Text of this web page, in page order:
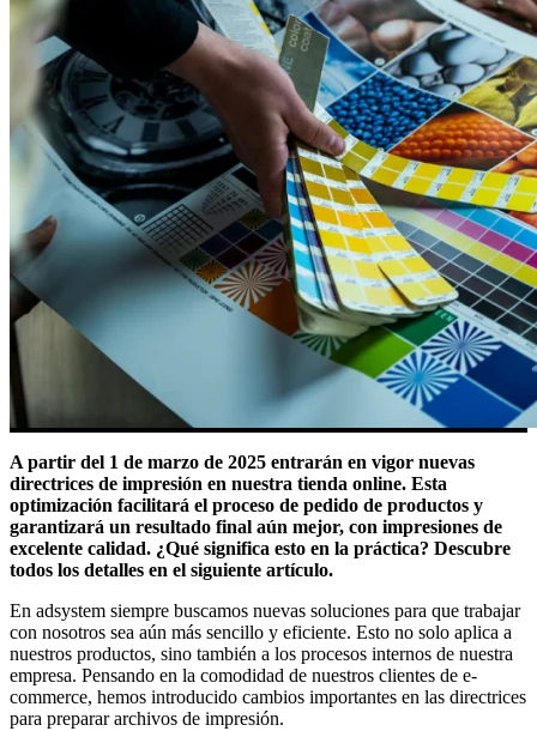
A partir del 1 de marzo de 2025 entrarán en vigor nuevas
directrices de impresión en nuestra tienda online. Esta
optimización facilitará el proceso de pedido de productos y
garantizará un resultado final aún mejor, con impresiones de
excelente calidad. ¿Qué significa esto en la práctica? Descubre
todos los detalles en el siguiente artículo.
En adsystem siempre buscamos nuevas soluciones para que trabajar
con nosotros sea aún más sencillo y eficiente. Esto no solo aplica a
nuestros productos, sino también a los procesos internos de nuestra
empresa. Pensando en la comodidad de nuestros clientes de e-
commerce, hemos introducido cambios importantes en las directrices
para preparar archivos de impresión.